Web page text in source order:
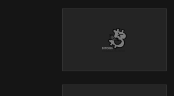
Para ver as carteiras de
Veja os descontos e
Por exemplo, para a